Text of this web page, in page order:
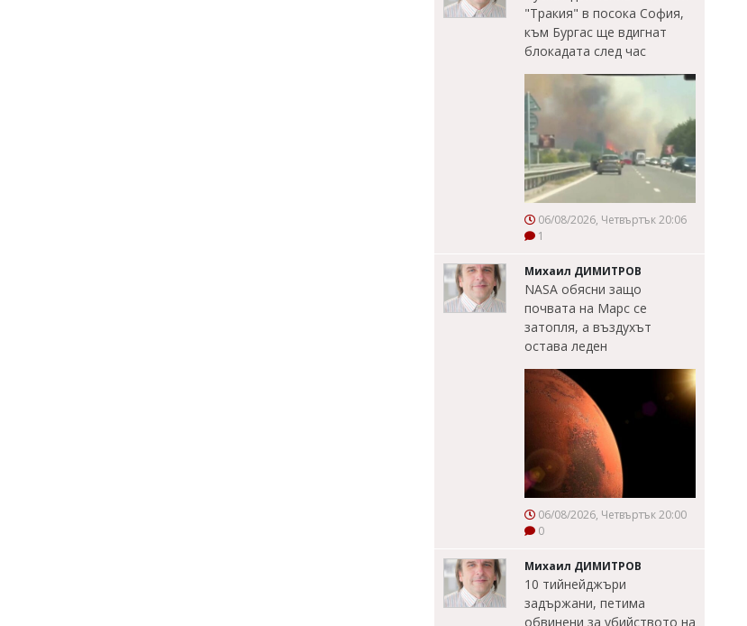
"Тракия" в посока София,
към Бургас ще вдигнат
блокадата след час
06/08/2026, Четвъртък 20:06
1
Михаил ДИМИТРОВ
NASA обясни защо
почвата на Марс се
затопля, а въздухът
остава леден
06/08/2026, Четвъртък 20:00
0
Михаил ДИМИТРОВ
10 тийнейджъри
задържани, петима
обвинени за убийството на